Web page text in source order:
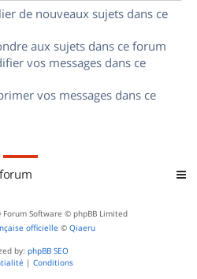
de nouveaux sujets dans ce
aux sujets dans ce forum
vos messages dans ce
vos messages dans ce
Forum Software © phpBB Limited
officielle © Qiaeru
by: phpBB SEO
| Conditions